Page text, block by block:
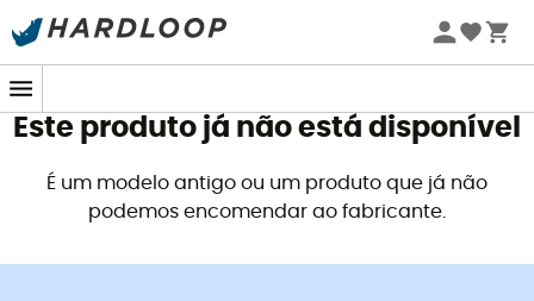
Promoções de verão 🔥 -5% EXTRA a partir de 2 produtos*
Este produto já não está disponível
É um modelo antigo ou um produto que já não
podemos encomendar ao fabricante.